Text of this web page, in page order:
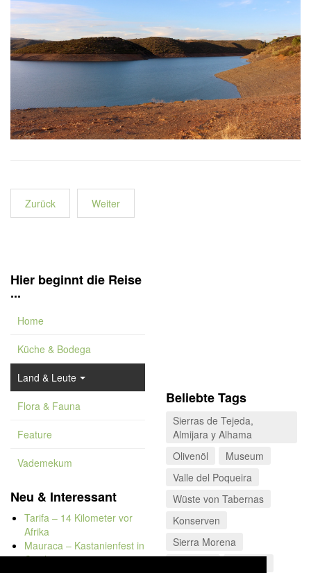
Zurück Weiter
Hier beginnt die Reise
...
Home
Küche & Bodega
Land & Leute
Flora & Fauna
Feature
Vademekum
Neu & Interessant
Tarifa – 14 Kilometer vor
Afrika
Mauraca – Kastanienfest in
Capileira
Beliebte Tags
Sierras de Tejeda,
Almijara y Alhama
Olivenöl
Museum
Valle del Poqueira
Wüste von Tabernas
Konserven
Sierra Morena